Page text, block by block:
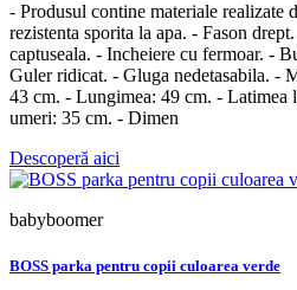
- Produsul contine materiale realizate
rezistenta sporita la apa. - Fason
captuseala. - Incheiere cu fermoar. -
Guler ridicat. - Gluga nedetasabila. -
43 cm. - Lungimea: 49 cm. - Latimea
umeri: 35 cm. - Dimen
Descoperă aici
babyboomer
BOSS parka pentru copii culoarea verde